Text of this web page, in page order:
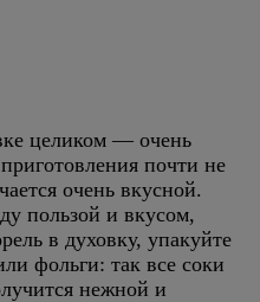
целиком — очень
почти не
очень вкусной.
пользой и вкусом,
в духовку, упакуйте
фольги: так все соки
нежной и